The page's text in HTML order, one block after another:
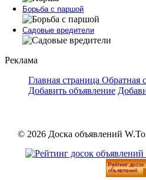
Борьба с паршой
Садовые вредители
Реклама
Главная страница Обратная
Добавить объявление
© 2026 Доска объявлений